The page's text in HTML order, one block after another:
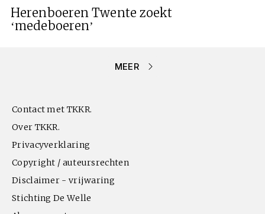
Herenboeren Twente zoekt
‘medeboeren’
MEER
Contact met TKKR.
Over TKKR.
Privacyverklaring
Copyright / auteursrechten
Disclaimer - vrijwaring
Stichting De Welle